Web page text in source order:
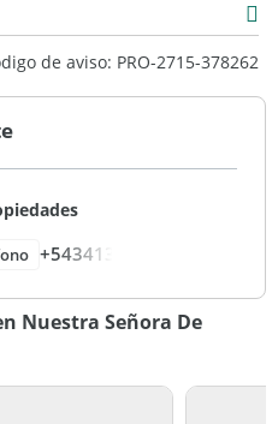
de aviso: PRO-2715-378262
+543413
Nuestra Señora De